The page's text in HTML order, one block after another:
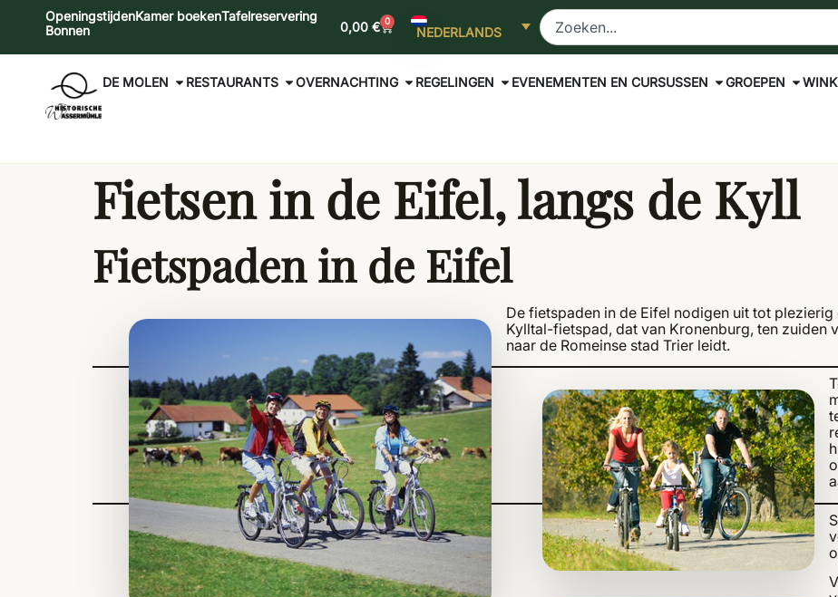
NEDERLANDS
0,00€ 0
OpeningstijdenKamer boekenTafelreservering
Bonnen
DE MOLEN RESTAURANTS OVERNACHTING REGELINGEN EVENEMENTEN EN CURSUSSEN GROEPEN
Fietsen in de Eifel, langs de Kyll
Fietspaden in de Eifel
De fietspaden in de Eifel nodigen uit tot
Kylltal-fietspad, dat van Kronenburg, ten zuiden
naar de Romeinse stad Trier leidt.